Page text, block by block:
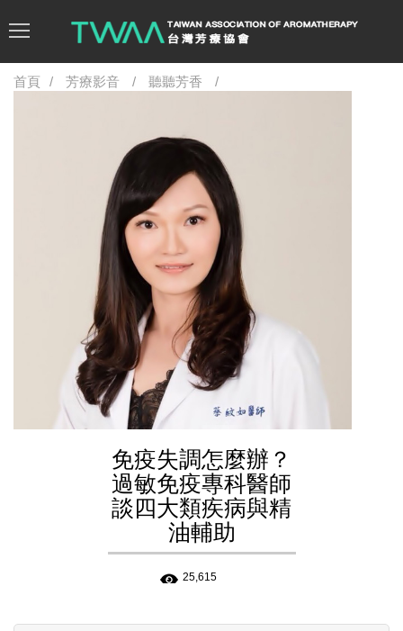
首頁 芳療影音 聽聽芳香
免疫失調怎麼辦？
過敏免疫專科醫師
談四大類疾病與精
油輔助
25,615